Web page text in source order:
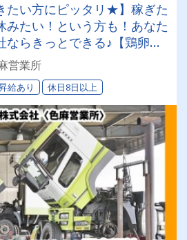
たい方にピッタリ★】稼ぎた
みたい！という方も！あなた
ならきっとできる♪【鶏卵配
ーク免許をお持ちの方なら
者歓迎】充実の安心サポー
者は優遇します！うれしい
り支給します♪
営業所
給あり 休日8日以上